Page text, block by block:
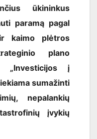
ūkininkus
paramą pagal
kaimo plėtros
plano
„Investicijos į
sumažinti
nepalankių
įvykių